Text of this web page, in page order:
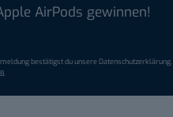
AirPods gewinnen!
bestätigst du unsereDatenschutzerklärung
.